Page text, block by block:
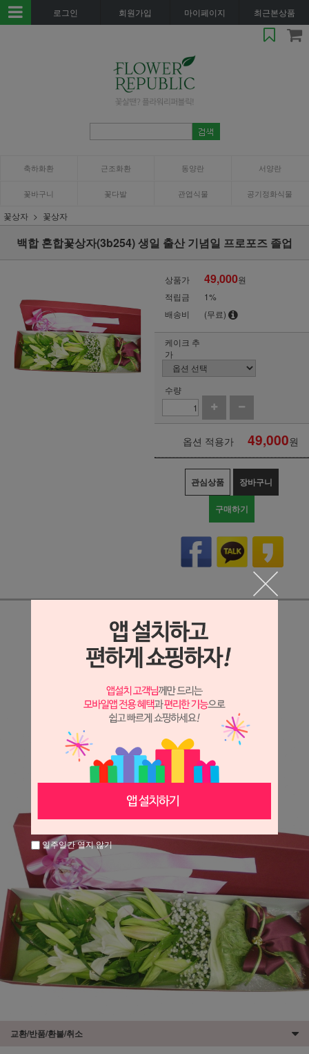
로그인 회원가입 마이페이지 최근본상품
축하화환 근조화환 동양란 서양란
꽃바구니 꽃다발 관엽식물 공기정화식물
꽃상자 꽃상자
백합 혼합꽃상자(3b254) 생일 출산 기념일 프로포즈 졸업
상품가 49,000원
적립금
1%
배송비
(무료)
케이크 추
가
수량
옵션 적용가 49,000원
관심상품 장바구니
구매하기
상세정보 새창 열기
교환/반품/환불/취소
일주일간 열지 않기